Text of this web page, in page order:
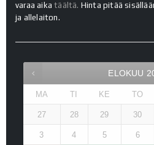
varaa aikatäältä. Hinta pitää
ja allelaiton.
ELOKUU
MA TI KE TO
27 28 29 30
3 4 5 6